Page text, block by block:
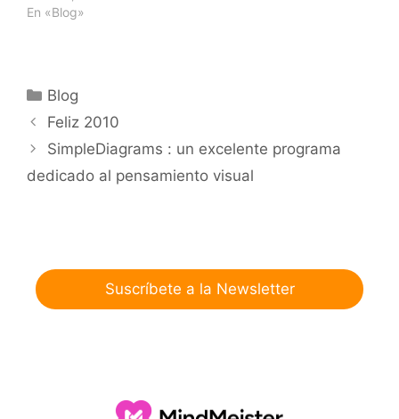
En «Blog»
Categorías
Blog
Feliz 2010
SimpleDiagrams : un excelente programa
dedicado al pensamiento visual
Suscríbete a la Newsletter